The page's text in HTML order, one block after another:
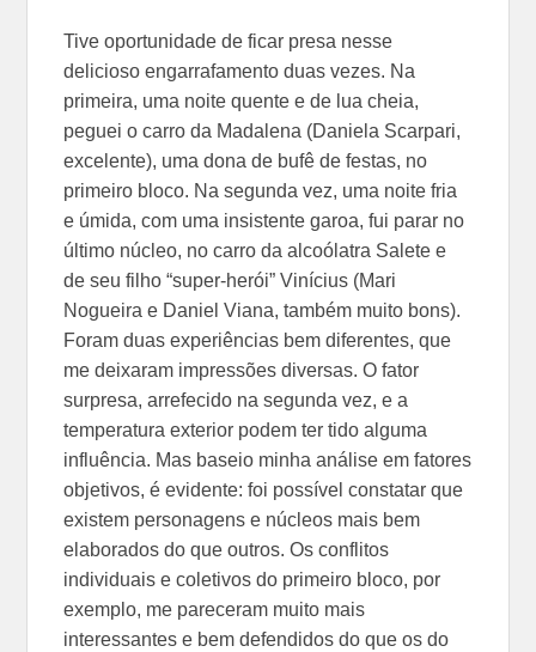
Tive oportunidade de ficar presa nesse
delicioso engarrafamento duas vezes. Na
primeira, uma noite quente e de lua cheia,
peguei o carro da Madalena (Daniela Scarpari,
excelente), uma dona de bufê de festas, no
primeiro bloco. Na segunda vez, uma noite fria
e úmida, com uma insistente garoa, fui parar no
último núcleo, no carro da alcoólatra Salete e
de seu filho “super-herói” Vinícius (Mari
Nogueira e Daniel Viana, também muito bons).
Foram duas experiências bem diferentes, que
me deixaram impressões diversas. O fator
surpresa, arrefecido na segunda vez, e a
temperatura exterior podem ter tido alguma
influência. Mas baseio minha análise em fatores
objetivos, é evidente: foi possível constatar que
existem personagens e núcleos mais bem
elaborados do que outros. Os conflitos
individuais e coletivos do primeiro bloco, por
exemplo, me pareceram muito mais
interessantes e bem defendidos do que os do